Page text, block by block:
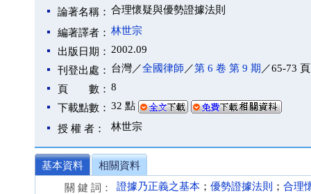
論著名稱： 合理懷疑與優勢證據法則
編著譯者： 林世宗
出版日期： 2002.09
刊登出處： 台灣／全國律師 ／第 6 卷 第 9 期 ／65-73 頁
頁 數： 8
下載點數： 32 點
授 權 者： 林世宗
基本資料
相關資料
關 鍵 詞：
證據乃正義之基本 ； 優勢證據法則 ； 合理